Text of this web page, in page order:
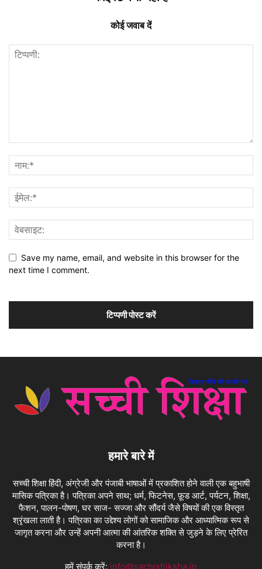
कोई जवाब दें
Save my name, email, and website in this browser for the
next time I comment.
हमारे बारे में
सच्ची शिक्षा हिंदी, अंग्रेजी और पंजाबी भाषाओं में प्रकाशित होने वाली एक बहुभाषी
मासिक पत्रिका है। पत्रिका अपने साथ; धर्म, फिटनेस, फ़ूड आर्ट, पर्यटन, शिक्षा,
फैशन, पालन-पोषण, घर साज- सज्जा और सौंदर्य जैसे विषयों की एक विस्तृत
श्रृंखला लाती है। पत्रिका का उद्देश्य लोगों को सामाजिक और आध्यात्मिक रूप से
जागृत करना और उन्हें अपनी आत्मा की आंतरिक शक्ति से जुड़ने के लिए प्रेरित
करना है।
हमें संपर्क करें: info@sachishiksha.in